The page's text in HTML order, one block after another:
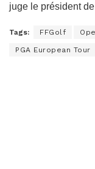
juge le président
Tags: FFGolf
PGA European Tour